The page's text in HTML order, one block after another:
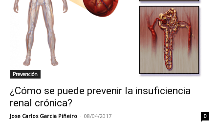
Prevención
¿Cómo se puede prevenir la insuficiencia
renal crónica?
Jose Carlos Garcia Piñeiro - 08/04/2017 0